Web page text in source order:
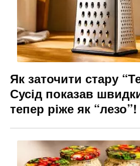
Як заточити стару
Сусід показав
тепер ріже як “лезо”!